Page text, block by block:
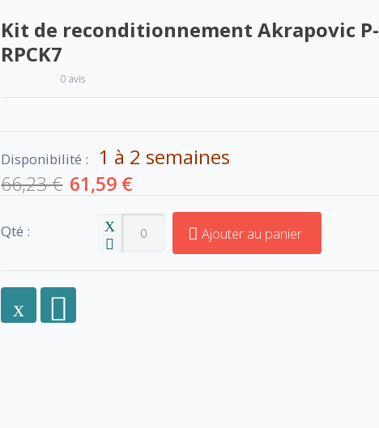
Kit de reconditionnement Akrapovic P-
RPCK7
0 avis
Disponibilité : 1 à 2 semaines
66,23 € 61,59 €
Qté : Ajouter au panier